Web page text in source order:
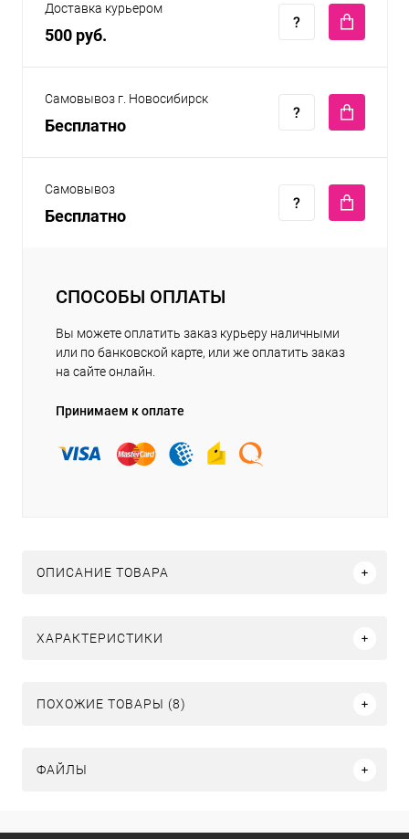
Доставка курьером
500 руб.
Самовывоз г. Новосибирск
Бесплатно
Самовывоз
Бесплатно
СПОСОБЫ ОПЛАТЫ
Вы можете оплатить заказ курьеру наличными
или по банковской карте, или же оплатить заказ
на сайте онлайн.
Принимаем к оплате
ОПИСАНИЕ ТОВАРА
ХАРАКТЕРИСТИКИ
ПОХОЖИЕ ТОВАРЫ (8)
ФАЙЛЫ